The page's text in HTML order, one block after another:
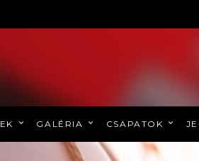
GALÉRIA CSAPATOK